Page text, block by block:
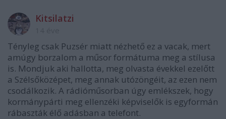
Kitsilatzi
Tényleg csak Puzsér miatt nézhető ez a vacak, mert
amúgy borzalom a műsor formátuma meg a stílusa
is. Mondjuk aki hallotta, meg olvasta évekkel ezelőtt
a Szélsőközépet, meg annak utózöngéit, az ezen nem
csodálkozik. A rádióműsorban úgy emlékszek, hogy
kormánypárti meg ellenzéki képviselők is egyformán
rábaszták élő adásban a telefont.